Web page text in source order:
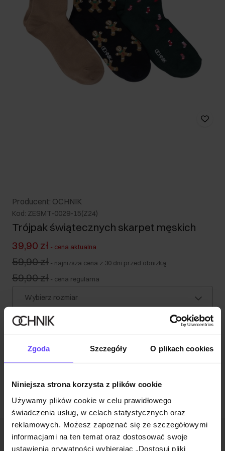
Zgoda Szczegóły O plikach cookies
Niniejsza strona korzysta z plików cookie
Używamy plików cookie w celu prawidłowego
świadczenia usług, w celach statystycznych oraz
reklamowych. Możesz zapoznać się ze szczegółowymi
informacjami na ten temat oraz dostosować swoje
ustawienia prywatności wybierając „Dostosuj pliki
Producent: OCHNIK
Kod: ZESMT-0029-15(Z24)
Trójpak świątecznych skarpet męskich
39,90 zł - cena aktualna
59,90 zł - najniższa cena z 30 dni przed obniżką
59,90 zł - cena regularna
Wybierz rozmiar
Wysyłka w 1 dzień roboczy
Opis produktu
Newsletter